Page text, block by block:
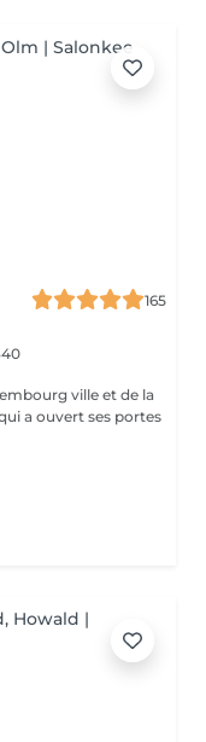
165
ville et de la
a ouvert ses portes